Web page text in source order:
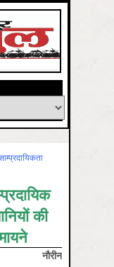
की
नौरीन